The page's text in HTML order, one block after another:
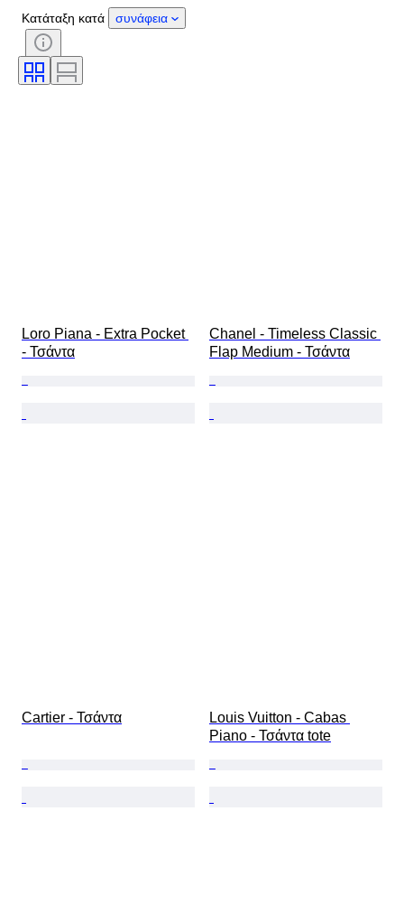
Φύλο
Πιστοποίηση
Περιλαμβάνονται αξεσουάρ
Εποχή
Κατάταξη κατά συνάφεια
Loro Piana - Extra Pocket
- Τσάντα
Chanel - Timeless Classic
Flap Medium - Τσάντα
Cartier - Τσάντα
Louis Vuitton - Cabas
Piano - Τσάντα tote